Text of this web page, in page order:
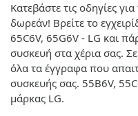
Κατεβάστε τις οδηγίες
δωρεάν! Βρείτε το
65C6V, 65G6V - LG και
συσκευή στα χέρια σας.
όλα τα έγγραφα που
συσκευής σας. 55B6V,
μάρκας LG.